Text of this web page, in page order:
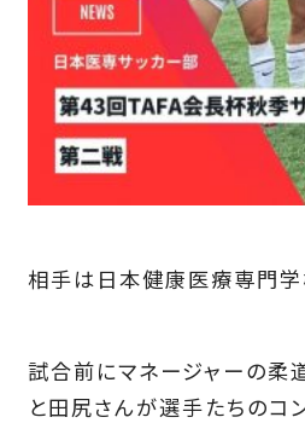
相手は日本健康医療専門学
試合前にマネージャーの柔
と田尻さんが選手たちのコ